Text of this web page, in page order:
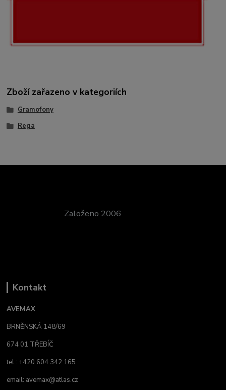
Zboží zařazeno v kategoriích
Gramofony
Rega
Založeno 2006
Kontakt
AVEMAX
BRNĚNSKÁ 148/69
674 01 TŘEBÍČ
tel.: +420 604 342 165
email: avemax@atlas.cz